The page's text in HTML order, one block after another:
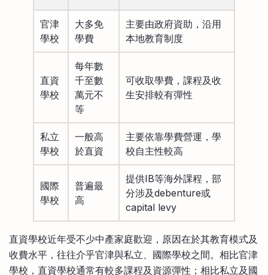
官津
學校
大多免
學費
主要由政府資助，沿用
本地教育制度
直資
學校
每年數
千至數
萬元不
等
可收取學費，課程及收
生安排較有彈性
私立
學校
一般高
於直資
主要依靠學費營運，學
校自主性較高
國際
學校
普遍最
高
提供IB等海外課程，部
分涉及debenture或
capital levy
直資學校近年受不少中產家庭歡迎，原因在於其教育模式及
收費水平，往往介乎官津與私立、國際學校之間。相比官津
學校，直資學校通常有較多課程及資源彈性；相比私立及國